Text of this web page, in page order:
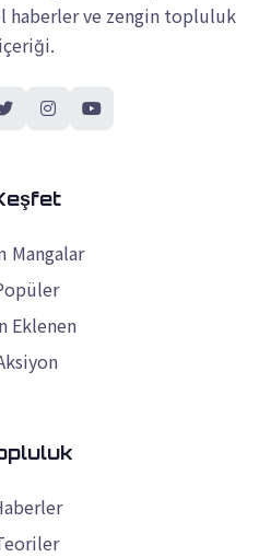
haberler ve zengin topluluk
içeriği.
Mangalar
Eklenen